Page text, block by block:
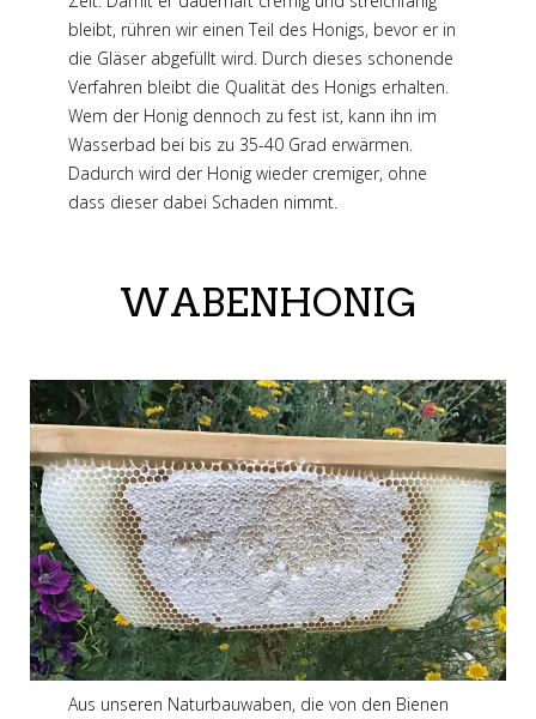
bleibt, rühren wir einen Teil des Honigs, bevor er in
die Gläser abgefüllt wird. Durch dieses schonende
Verfahren bleibt die Qualität des Honigs erhalten.
Wem der Honig dennoch zu fest ist, kann ihn im
Wasserbad bei bis zu 35-40 Grad erwärmen.
Dadurch wird der Honig wieder cremiger, ohne
dass dieser dabei Schaden nimmt.
WABENHONIG
Aus unseren Naturbauwaben, die von den Bienen